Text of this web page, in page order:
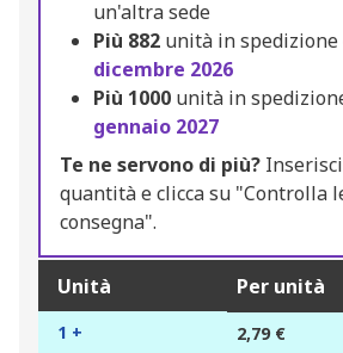
un'altra sede
Più 882 unità in spedizione
dicembre 2026
Più 1000 unità in
gennaio 2027
Te ne servono di più?
quantità e clicca su "Controlla
consegna".
Unità Per unità
1 + 2,79 €